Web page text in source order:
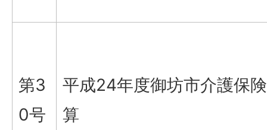
第3
0号
平成24年度御坊市介護保
算